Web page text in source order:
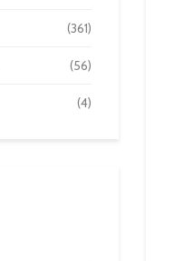
(361)
(56)
(4)